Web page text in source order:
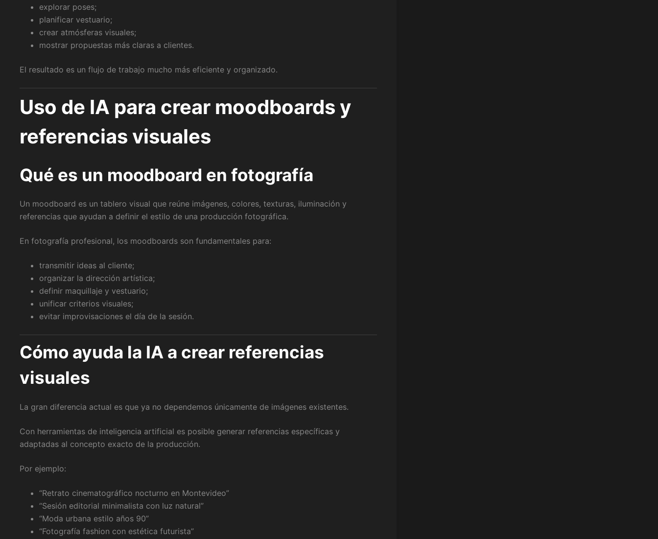
explorar poses;
planificar vestuario;
crear atmósferas visuales;
mostrar propuestas más claras a clientes.
El resultado es un flujo de trabajo mucho más eficiente y organizado.
Uso de IA para crear moodboards y
referencias visuales
Qué es un moodboard en fotografía
Un moodboard es un tablero visual que reúne imágenes, colores, texturas, iluminación y
referencias que ayudan a definir el estilo de una producción fotográfica.
En fotografía profesional, los moodboards son fundamentales para:
transmitir ideas al cliente;
organizar la dirección artística;
definir maquillaje y vestuario;
unificar criterios visuales;
evitar improvisaciones el día de la sesión.
Cómo ayuda la IA a crear referencias
visuales
La gran diferencia actual es que ya no dependemos únicamente de imágenes existentes.
Con herramientas de inteligencia artificial es posible generar referencias específicas y
adaptadas al concepto exacto de la producción.
Por ejemplo:
“Retrato cinematográfico nocturno en Montevideo”
“Sesión editorial minimalista con luz natural”
“Moda urbana estilo años 90”
“Fotografía fashion con estética futurista”